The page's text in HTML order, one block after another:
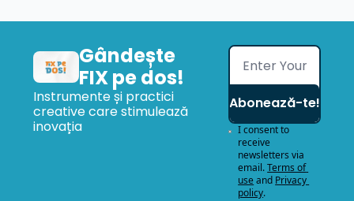
Gândește
FIX pe dos!
Instrumente și practici
creative care stimulează
inovația
Abonează-te!
I consent to
receive
newsletters via
email.Terms of
useand Privacy
policy.